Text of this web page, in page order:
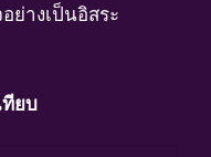
ย่างเป็นอิสระ
ทียบ